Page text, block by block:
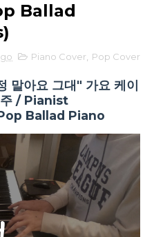
Ballad
Piano Cover Pop Cover
말아요 그대" 가요 케이
주 / Pianist
Ballad Piano